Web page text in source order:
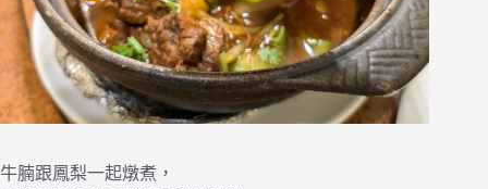
牛腩跟鳳梨一起燉煮，